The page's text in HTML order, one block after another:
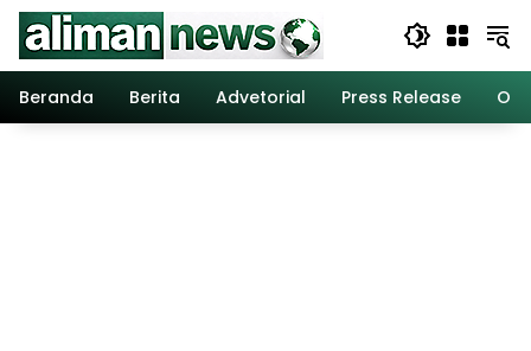
Langsung
konten
Beranda
Berita Advetorial Press Release